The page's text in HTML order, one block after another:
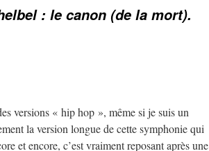
: le canon (de la mort).
versions « hip hop », même si je suis un
la version longue de cette symphonie qui
et encore, c’est vraiment reposant après une